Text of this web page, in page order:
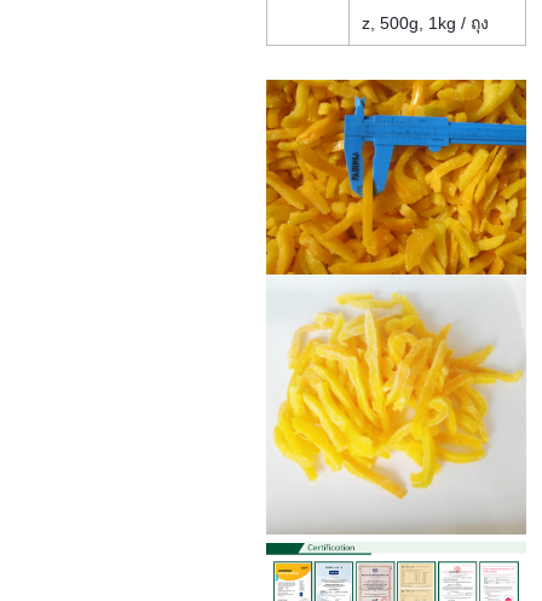
z, 500g, 1kg / ถุง